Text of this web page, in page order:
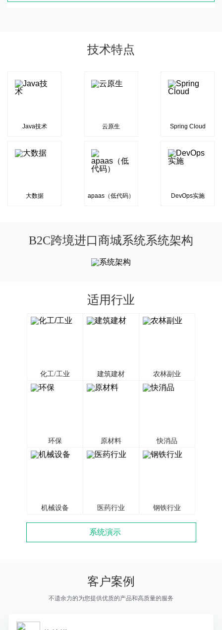
技术特点
Java技术 云原生 Spring Cloud
大数据 apaas（低代码） DevOps实施
B2C跨境进口商城系统系统架构
适用行业
化工/工业 建筑建材 农林副业
环保 原材料 快消品
机械设备 医药行业 钢铁行业
系统演示
客户案例
不遗余力的为您提供优质的产品和高质量的服务